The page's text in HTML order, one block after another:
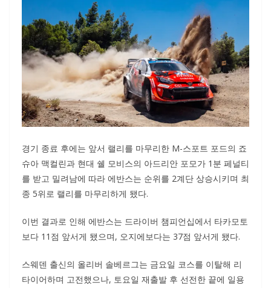
경기 종료 후에는 앞서 랠리를 마무리한 M-스포트 포드의 죠
슈아 맥컬린과 현대 쉘 모비스의 아드리안 포모가 1분 페널티
를 받고 밀려남에 따라 에반스는 순위를 2계단 상승시키며 최
종 5위로 랠리를 마무리하게 됐다.
이번 결과로 인해 에반스는 드라이버 챔피언십에서 타카모토
보다 11점 앞서게 됐으며, 오지에보다는 37점 앞서게 됐다.
스웨덴 출신의 올리버 솔베르그는 금요일 코스를 이탈해 리
타이어하며 고전했으나, 토요일 재출발 후 선전한 끝에 일용